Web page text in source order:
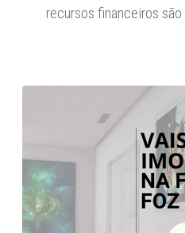
recursos financeiros